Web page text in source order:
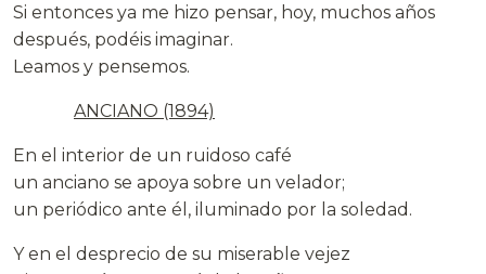
Si entonces ya me hizo pensar, hoy, muchos años
después, podéis imaginar.
Leamos y pensemos.
ANCIANO (1894)
En el interior de un ruidoso café
un anciano se apoya sobre un velador;
un periódico ante él, iluminado por la soledad.
Y en el desprecio de su miserable vejez